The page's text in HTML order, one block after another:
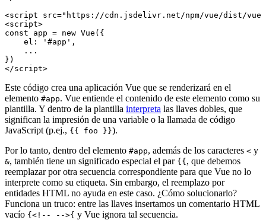
<script src="https://cdn.jsdelivr.net/npm/vue/dist/
<script>
const app = new Vue({
    el: '#app',
    ...
})
Este código crea una aplicación Vue que se renderizará en el
elemento #app. Vue entiende el contenido de este elemento como su
plantilla. Y dentro de la plantilla interpreta las llaves dobles, que
significan la impresión de una variable o la llamada de código
JavaScript (p.ej., {{ foo }}).
Por lo tanto, dentro del elemento #app, además de los caracteres < y
&, también tiene un significado especial el par {{, que debemos
reemplazar por otra secuencia correspondiente para que Vue no lo
interprete como su etiqueta. Sin embargo, el reemplazo por
entidades HTML no ayuda en este caso. ¿Cómo solucionarlo?
Funciona un truco: entre las llaves insertamos un comentario HTML
vacío {<!-- -->{ y Vue ignora tal secuencia.